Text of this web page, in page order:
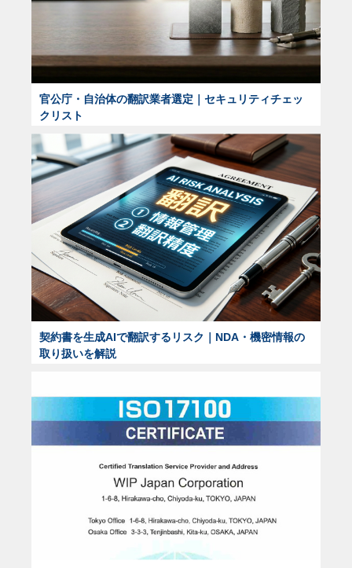
官公庁・自治体の翻訳業者選定｜セキュリティチェッ
クリスト
契約書を生成AIで翻訳するリスク｜NDA・機密情報の
取り扱いを解説